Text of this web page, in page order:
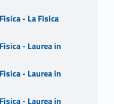
- La Fisica
- Laurea in
- Laurea in
- Laurea in